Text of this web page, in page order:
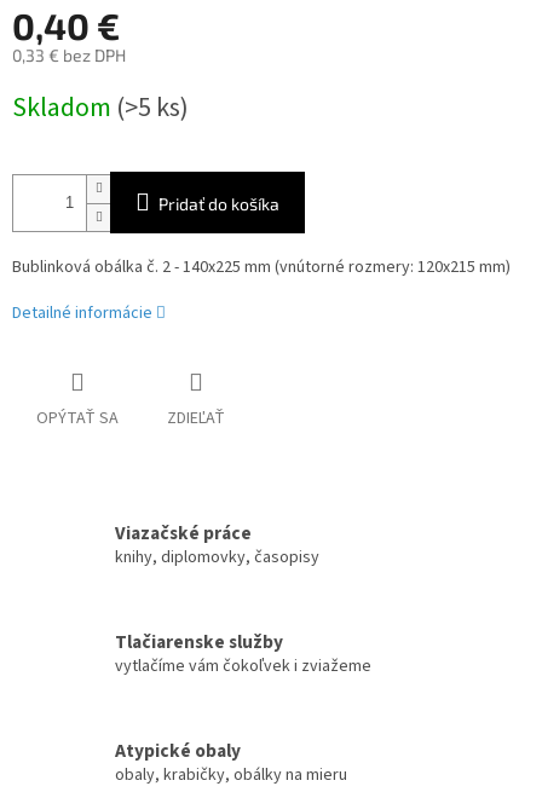
0,40 €
0,33 € bez DPH
cena:
Skladom (>5 ks)
Pridať do košíka
Bublinková obálka č. 2 - 140x225 mm (vnútorné rozmery: 120x215 mm)
Detailné informácie
OPÝTAŤ SA ZDIEĽAŤ
Viazačské práce
knihy, diplomovky, časopisy
Tlačiarenske služby
vytlačíme vám čokoľvek i zviažeme
Atypické obaly
obaly, krabičky, obálky na mieru